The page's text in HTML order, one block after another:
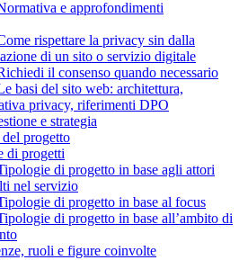
e approfondimenti
rispettare la privacy sin dalla
di un sito o servizio digitale
il consenso quando necessario
basi del sito web: architettura,
privacy, riferimenti DPO
e strategia
progetto
di progetti
di progetto in base agli attori
nel servizio
di progetto in base al focus
di progetto in base all’ambito di
ruoli e figure coinvolte